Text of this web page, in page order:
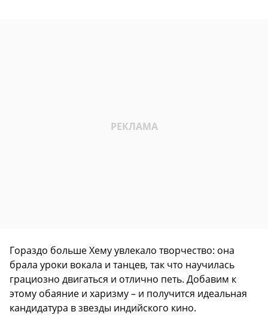
Гораздо больше Хему увлекало творчество: она
брала уроки вокала и танцев, так что научилась
грациозно двигаться и отлично петь. Добавим к
этому обаяние и харизму – и получится идеальная
кандидатура в звезды индийского кино.